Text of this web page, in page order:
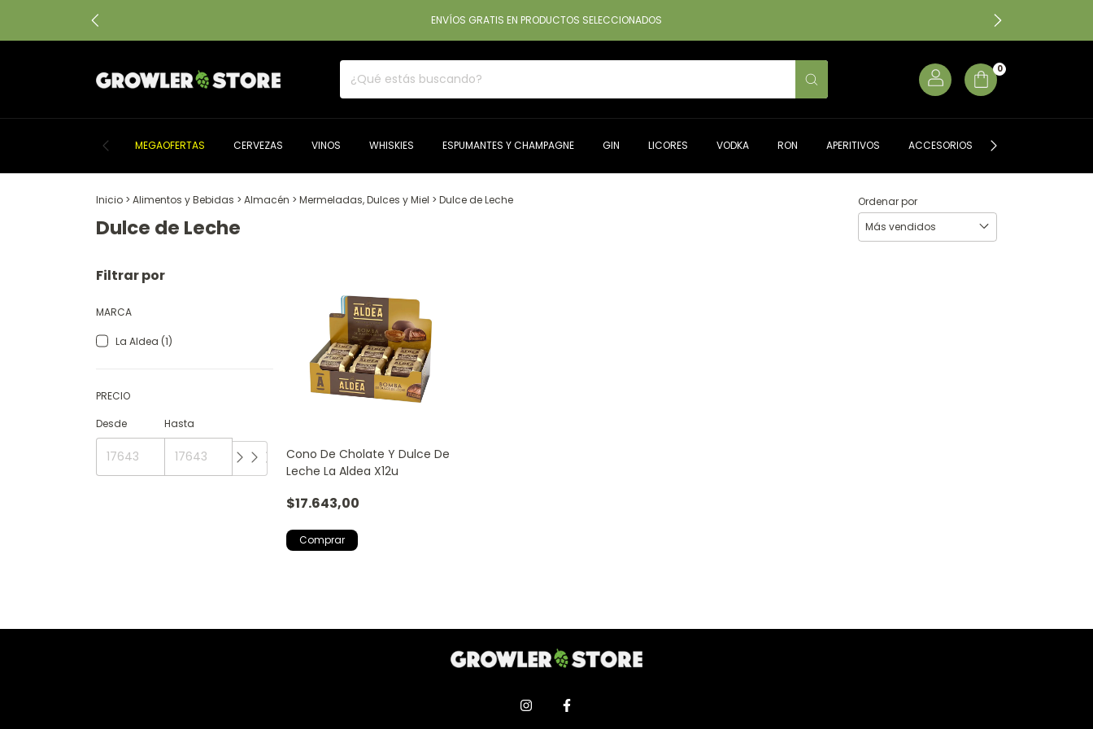
ENVÍOS GRATIS EN PRODUCTOS SELECCIONADOS
0
MEGAOFERTAS CERVEZAS VINOS WHISKIES ESPUMANTES Y CHAMPAGNE GIN LICORES VODKA RON APERITIVOS ACCESORIOS
Inicio > Alimentos y Bebidas > Almacén > Mermeladas, Dulces y Miel > Dulce de Leche
Dulce de Leche
Ordenar por
Filtrar por
MARCA
La Aldea (1)
PRECIO
Desde
Hasta
Cono De Cholate Y Dulce De
Leche La Aldea X12u
$17.643,00